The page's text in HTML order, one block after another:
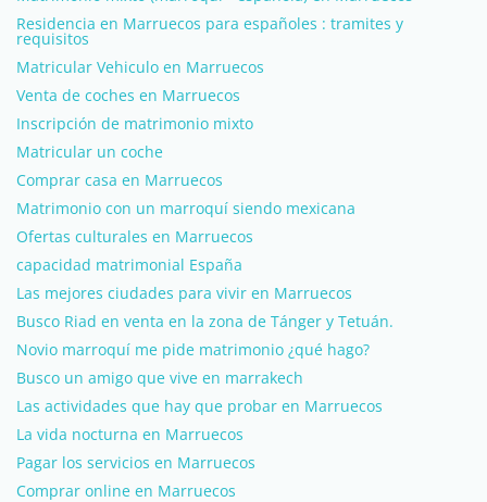
Residencia en Marruecos para españoles : tramites y
requisitos
Matricular Vehiculo en Marruecos
Venta de coches en Marruecos
Inscripción de matrimonio mixto
Matricular un coche
Comprar casa en Marruecos
Matrimonio con un marroquí siendo mexicana
Ofertas culturales en Marruecos
capacidad matrimonial España
Las mejores ciudades para vivir en Marruecos
Busco Riad en venta en la zona de Tánger y Tetuán.
Novio marroquí me pide matrimonio ¿qué hago?
Busco un amigo que vive en marrakech
Las actividades que hay que probar en Marruecos
La vida nocturna en Marruecos
Pagar los servicios en Marruecos
Comprar online en Marruecos